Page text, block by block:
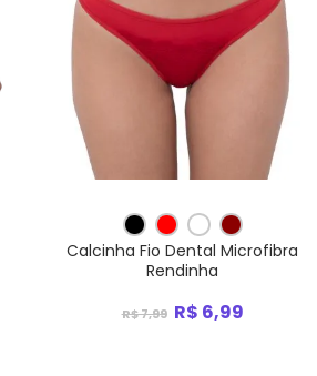
Calcinha Fio Dental Microfibra
Rendinha
R$ 7,99 R$ 6,99